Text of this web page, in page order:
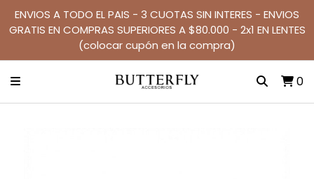
ENVIOS A TODO EL PAIS - 3 CUOTAS SIN INTERES - ENVIOS
GRATIS EN COMPRAS SUPERIORES A $80.000 - 2x1 EN LENTES
(colocar cupón en la compra)
0